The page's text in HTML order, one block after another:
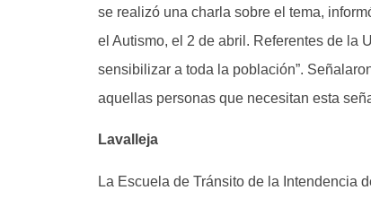
se realizó una charla sobre el tema,
el Autismo, el 2 de abril. Referentes de la
sensibilizar a toda la población”.
aquellas personas que necesitan esta
Lavalleja
La Escuela de Tránsito de la Intendencia